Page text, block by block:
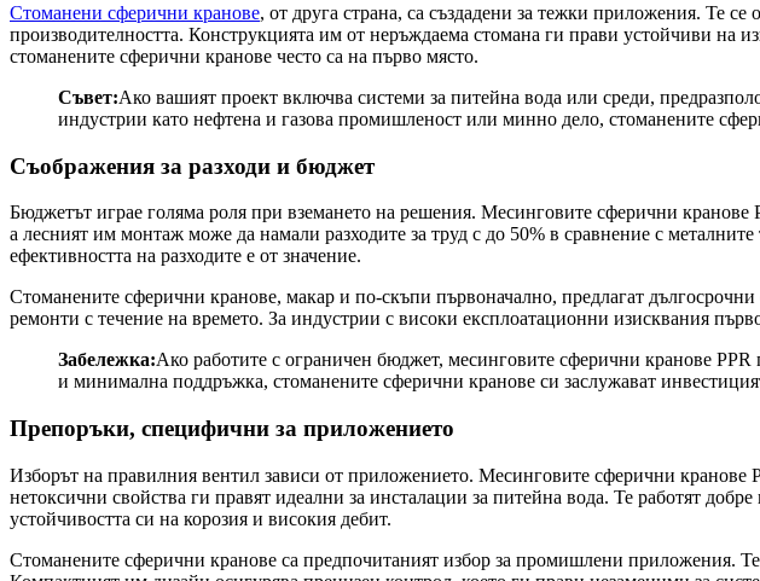
Стоманени сферични кранове, от друга страна, са създадени за тежки приложения. Те
производителността. Конструкцията им от неръждаема стомана ги прави устойчиви
стоманените сферични кранове често са на първо място.
Съвет:Ако вашият проект включва системи за питейна вода или среди,
индустрии като нефтена и газова промишленост или минно дело, стоманените
Съображения за разходи и бюджет
Бюджетът играе голяма роля при вземането на решения. Месинговите сферични
а лесният им монтаж може да намали разходите за труд с до 50% в сравнение с
ефективността на разходите е от значение.
Стоманените сферични кранове, макар и по-скъпи първоначално, предлагат
ремонти с течение на времето. За индустрии с високи експлоатационни изисквания
Забележка:Ако работите с ограничен бюджет, месинговите сферични кранове
и минимална поддръжка, стоманените сферични кранове си заслужават
Препоръки, специфични за приложението
Изборът на правилния вентил зависи от приложението. Месинговите сферични
нетоксични свойства ги правят идеални за инсталации за питейна вода. Те работят
устойчивостта си на корозия и високия дебит.
Стоманените сферични кранове са предпочитаният избор за промишлени приложения.